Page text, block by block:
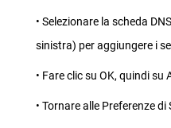
• Selezionare la scheda
sinistra) per aggiungere i
• Fare clic su OK, quindi su
• Tornare alle Preferenze